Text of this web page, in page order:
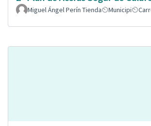
Miguel Ángel Perín Tienda
Municipi